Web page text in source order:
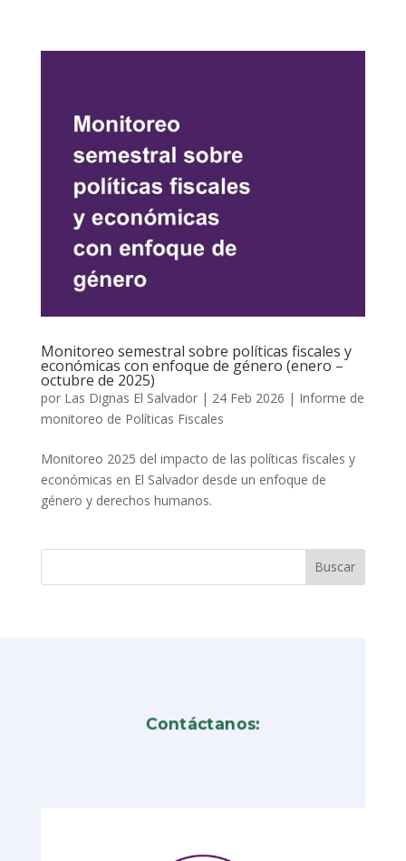
Monitoreo semestral sobre políticas fiscales y
económicas con enfoque de género (enero –
octubre de 2025)
por Las Dignas El Salvador| 24 Feb 2026 | Informe de
monitoreo de Políticas Fiscales
Monitoreo 2025 del impacto de las políticas fiscales y
económicas en El Salvador desde un enfoque de
género y derechos humanos.
Contáctanos: